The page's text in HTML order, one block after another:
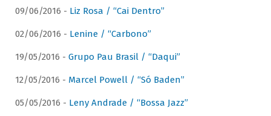
09/06/2016 - Liz Rosa / “Cai Dentro”
02/06/2016 - Lenine / “Carbono”
19/05/2016 - Grupo Pau Brasil / “Daqui”
12/05/2016 - Marcel Powell / “Só Baden”
05/05/2016 - Leny Andrade / “Bossa Jazz”